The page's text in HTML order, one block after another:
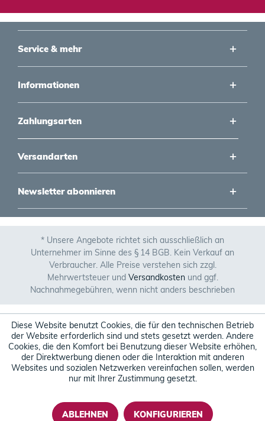
Service & mehr
Informationen
Zahlungsarten
Versandarten
Newsletter abonnieren
* Unsere Angebote richtet sich ausschließlich an
Unternehmer im Sinne des § 14 BGB. Kein Verkauf an
Verbraucher. Alle Preise verstehen sich zzgl.
Mehrwertsteuer und Versandkostenund ggf.
Nachnahmegebühren, wenn nicht anders beschrieben
Diese Website benutzt Cookies, die für den technischen Betrieb
der Website erforderlich sind und stets gesetzt werden. Andere
Cookies, die den Komfort bei Benutzung dieser Website erhöhen,
der Direktwerbung dienen oder die Interaktion mit anderen
Websites und sozialen Netzwerken vereinfachen sollen, werden
nur mit Ihrer Zustimmung gesetzt.
ABLEHNEN KONFIGURIEREN